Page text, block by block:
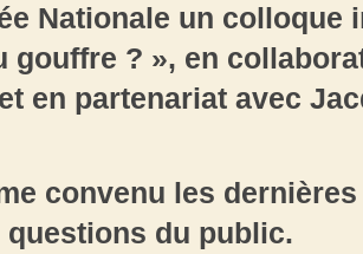
Nationale un
gouffre ? », en
en partenariat avec
convenu les
questions du public.